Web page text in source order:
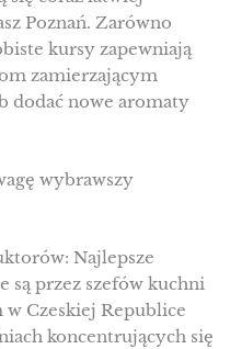
Poznań. Zarówno
kursy zapewniają
zamierzającym
dodać nowe aromaty
wybrawszy
Najlepsze
są przez szefów kuchni
Czeskiej Republice
koncentrujących się